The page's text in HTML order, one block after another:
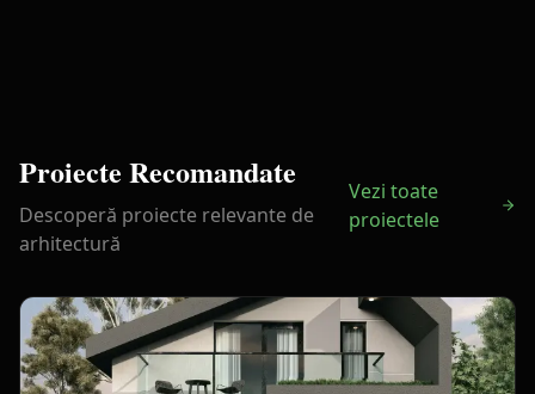
Proiecte Recomandate
Descoperă proiecte relevante de
arhitectură
Vezi toate
proiectele